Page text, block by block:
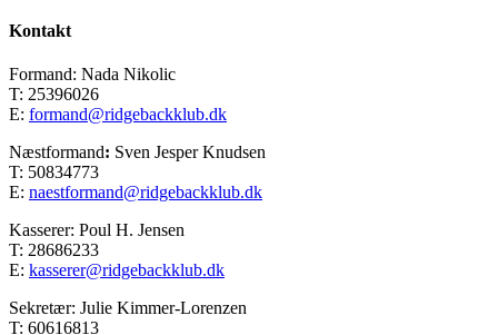
Kontakt
Formand: Nada Nikolic
T: 25396026
E: formand@ridgebackklub.dk
Næstformand: Sven Jesper Knudsen
T: 50834773
E: naestformand@ridgebackklub.dk
Kasserer: Poul H. Jensen
T: 28686233
E: kasserer@ridgebackklub.dk
Sekretær: Julie Kimmer-Lorenzen
T: 60616813